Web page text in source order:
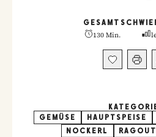
GESAMT
130 Min.
GEMÜSE
HAUPTSPEISE
NOCKERL
RAGOUT